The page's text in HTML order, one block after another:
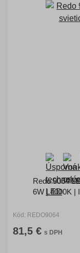
Redo 9064
6W | 4000K |
Kód: REDO9064
81,5 € s DPH